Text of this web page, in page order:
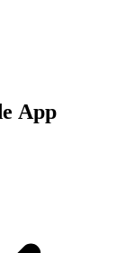
App